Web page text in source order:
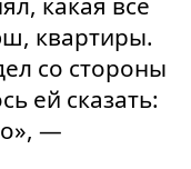
квартиры.
со стороны
ей сказать:
—